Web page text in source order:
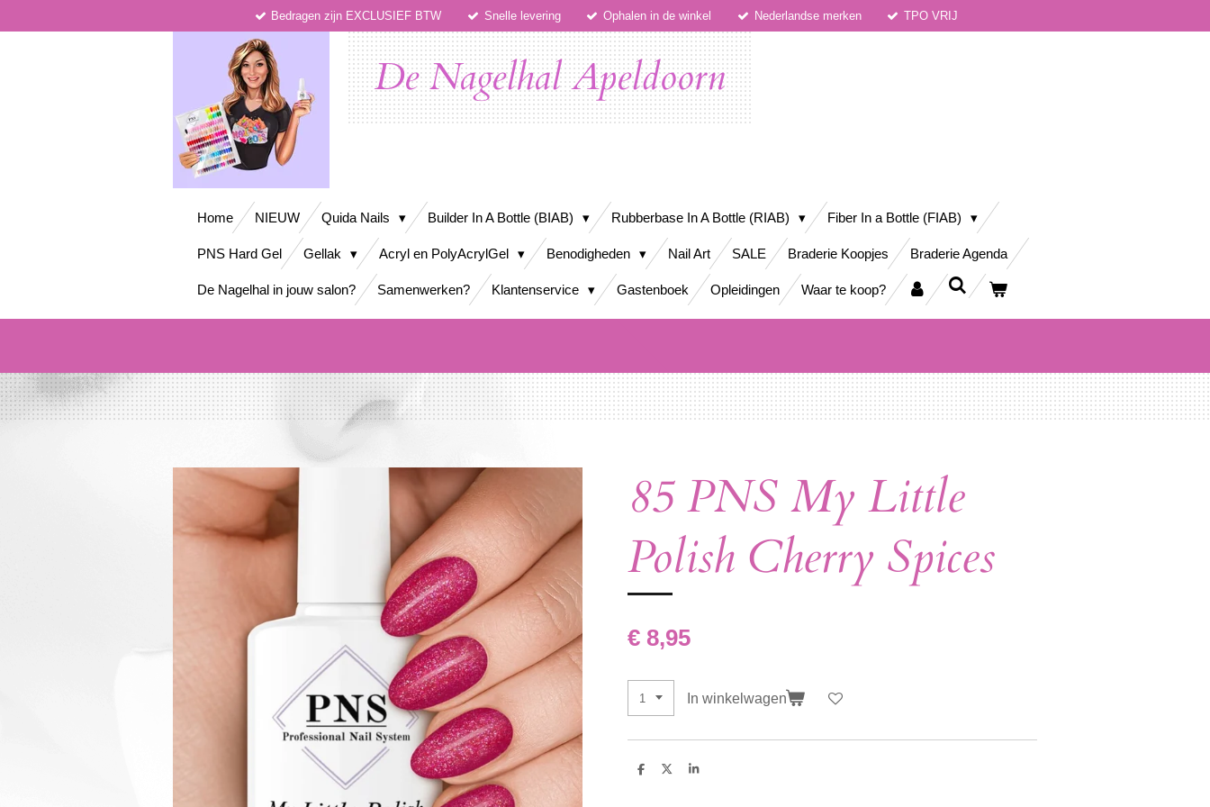
Bedragen zijn EXCLUSIEF BTW Snelle levering Ophalen in de winkel Nederlandse merken TPO VRIJ
De Nagelhal Apeldoorn
Home NIEUW Quida Nails Builder In A Bottle (BIAB) Rubberbase In A Bottle (RIAB) Fiber In a Bottle (FIAB)
PNS Hard Gel Gellak Acryl en PolyAcrylGel Benodigheden Nail Art SALE Braderie Koopjes Braderie Agenda
De Nagelhal in jouw salon? Samenwerken? Klantenservice Gastenboek Opleidingen Waar te koop?
85 PNS My Little
Polish Cherry Spices
€ 8,95
In winkelwagen
D
D
S